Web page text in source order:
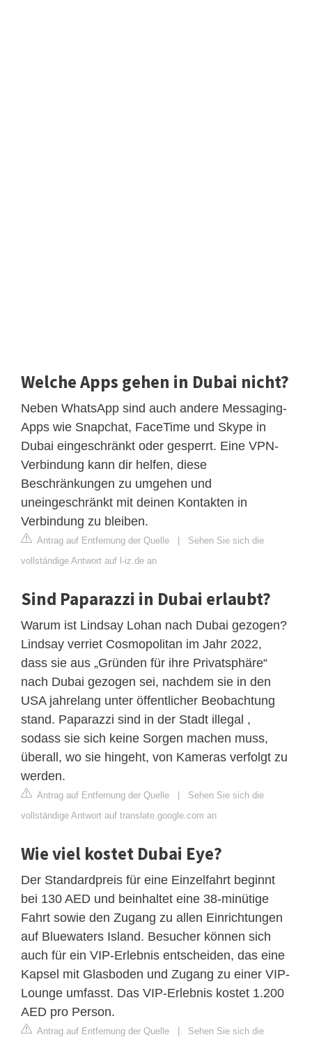
Welche Apps gehen in Dubai nicht?
Neben WhatsApp sind auch andere Messaging-
Apps wie Snapchat, FaceTime und Skype in
Dubai eingeschränkt oder gesperrt. Eine VPN-
Verbindung kann dir helfen, diese
Beschränkungen zu umgehen und
uneingeschränkt mit deinen Kontakten in
Verbindung zu bleiben.
Antrag auf Entfernung der Quelle | Sehen Sie sich die
vollständige Antwort auf l-iz.de an
Sind Paparazzi in Dubai erlaubt?
Warum ist Lindsay Lohan nach Dubai gezogen?
Lindsay verriet Cosmopolitan im Jahr 2022,
dass sie aus „Gründen für ihre Privatsphäre“
nach Dubai gezogen sei, nachdem sie in den
USA jahrelang unter öffentlicher Beobachtung
stand. Paparazzi sind in der Stadt illegal ,
sodass sie sich keine Sorgen machen muss,
überall, wo sie hingeht, von Kameras verfolgt zu
werden.
Antrag auf Entfernung der Quelle | Sehen Sie sich die
vollständige Antwort auf translate.google.com an
Wie viel kostet Dubai Eye?
Der Standardpreis für eine Einzelfahrt beginnt
bei 130 AED und beinhaltet eine 38-minütige
Fahrt sowie den Zugang zu allen Einrichtungen
auf Bluewaters Island. Besucher können sich
auch für ein VIP-Erlebnis entscheiden, das eine
Kapsel mit Glasboden und Zugang zu einer VIP-
Lounge umfasst. Das VIP-Erlebnis kostet 1.200
AED pro Person.
Antrag auf Entfernung der Quelle | Sehen Sie sich die